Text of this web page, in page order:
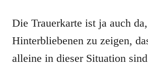
Die Trauerkarte ist ja auch
Hinterbliebenen zu zeigen,
alleine in dieser Situation